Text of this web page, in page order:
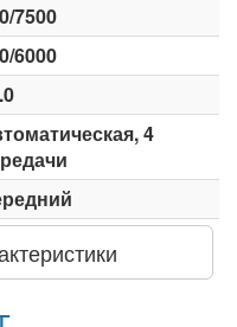
7500
6000
4